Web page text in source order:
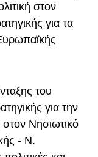
στον
για τα
του
για την
Νησιωτικό
- Ν.